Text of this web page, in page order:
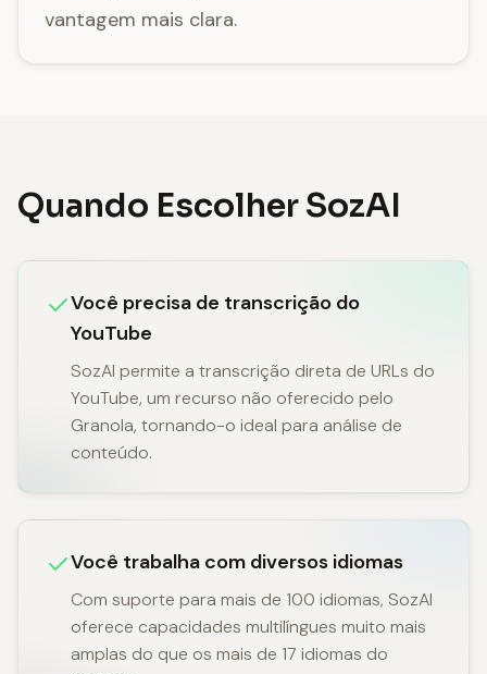
vantagem mais clara.
Quando Escolher SozAI
Você precisa de transcrição do
YouTube
SozAI permite a transcrição direta de URLs do
YouTube, um recurso não oferecido pelo
Granola, tornando-o ideal para análise de
conteúdo.
Você trabalha com diversos idiomas
Com suporte para mais de 100 idiomas, SozAI
oferece capacidades multilíngues muito mais
amplas do que os mais de 17 idiomas do